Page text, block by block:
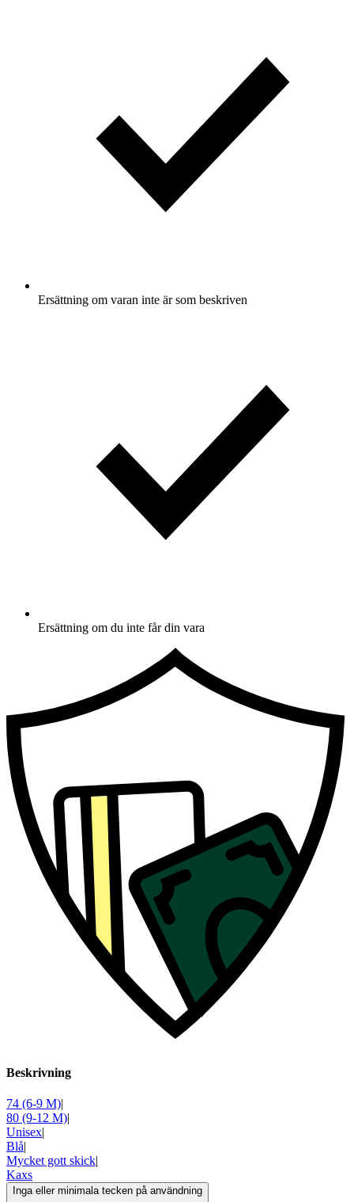
Ersättning om varan inte är som beskriven
Ersättning om du inte får din vara
Beskrivning
74 (6-9 M)|
80 (9-12 M)|
Unisex|
Blå|
Mycket gott skick|
Kaxs
Inga eller minimala tecken på användning